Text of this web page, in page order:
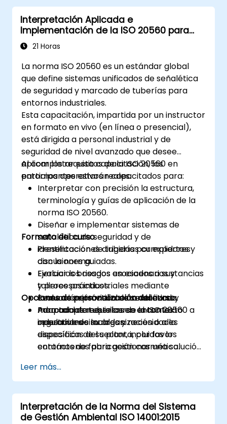
Interpretación Aplicada e
Implementación de la ISO 20560 para
Señalética de Seguridad Industrial
21 Horas
La norma ISO 20560 es un estándar global
que define sistemas unificados de señalética
de seguridad y marcado de tuberías para
entornos industriales.
Esta capacitación, impartida por un instructor
en formato en vivo (en línea o presencial),
está dirigida a personal industrial y de
seguridad de nivel avanzado que desee
aplicar los requisitos de la ISO 20560 en
entornos operativos reales.
Al completar esta capacitación, los
participantes estarán capacitados para:
Interpretar con precisión la estructura,
terminología y guías de aplicación de la
norma ISO 20560.
Diseñar e implementar sistemas de
señalética de seguridad y de
identificación de tuberías cumplidores
con la norma.
Evaluar los riesgos asociados a sustancias
y procesos industriales mediante
comunicación visual estandarizada.
Adaptar los requisitos de la ISO 20560 a
regulaciones locales y necesidades
específicas del sector, incluidos los
entornos de fabricación cosmética.
Formato del curso
Presentaciones dirigidas por expertos y
discusiones guiadas.
Ejercicios basados en escenarios y
talleres prácticos.
Evaluación práctica de señalética y
marcado de tuberías en entornos
industriales simulados.
Opciones de personalización del curso
Para adaptar este curso al contexto
operativo de su organización o a la
disposición de su planta, por favor
contáctenos para gestionar una solución
Leer más...
Interpretación de la Norma del Sistema
de Gestión Ambiental ISO 14001:2015